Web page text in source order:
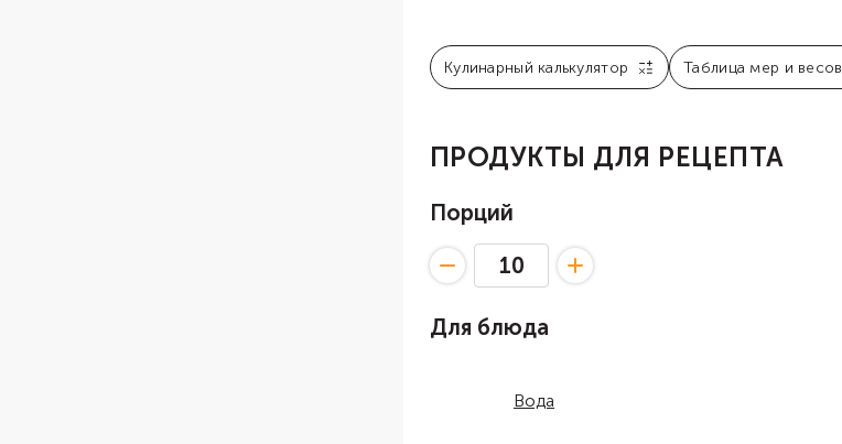
Кулинарный калькулятор Таблица мер и весов
ПРОДУКТЫ ДЛЯ РЕЦЕПТА
Порций
Для блюда
Вода